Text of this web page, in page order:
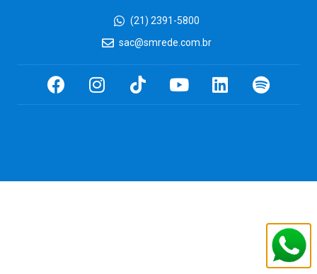
(21) 2391-5800
sac@smrede.com.br